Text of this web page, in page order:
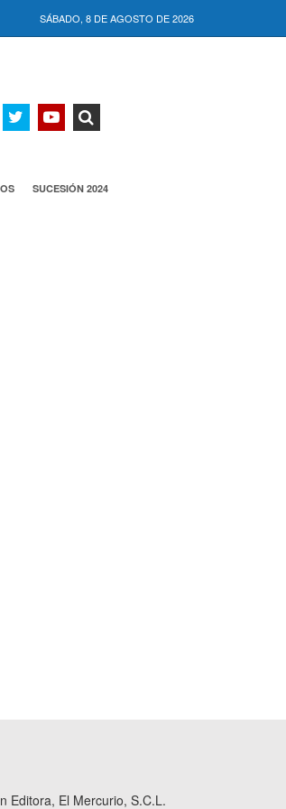
SÁBADO, 8 DE AGOSTO DE 2026
SUCESIÓN 2024
Editora, El Mercurio, S.C.L.